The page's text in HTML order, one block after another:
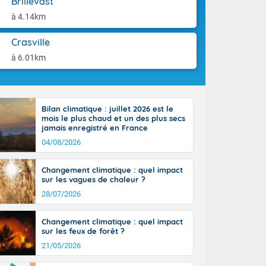
à 4.14km
Crasville
à 6.01km
le Poitou-
8 à 13
26 sur le
le sud-
Bilan climatique : juillet 2026 est le
mois le plus chaud et un des plus secs
jamais enregistré en France
04/08/2026
Changement climatique : quel impact
sur les vagues de chaleur ?
28/07/2026
Changement climatique : quel impact
sur les feux de forêt ?
21/05/2026